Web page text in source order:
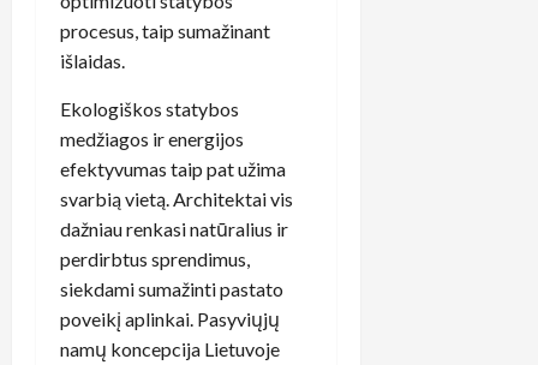
procesus, taip sumažinant
išlaidas.
Ekologiškos statybos
medžiagos ir energijos
efektyvumas taip pat užima
svarbią vietą. Architektai vis
dažniau renkasi natūralius ir
perdirbtus sprendimus,
siekdami sumažinti pastato
poveikį aplinkai. Pasyviųjų
namų koncepcija Lietuvoje